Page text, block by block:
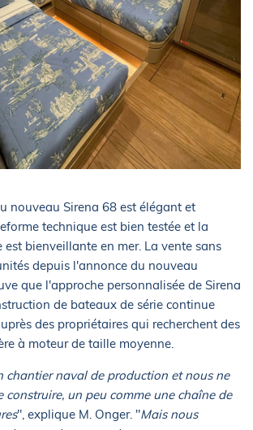
nouveau Sirena 68 est élégant et
technique est bien testée et la
est bienveillante en mer. La vente sans
depuis l'annonce du nouveau
que l'approche personnalisée de Sirena
de bateaux de série continue
des propriétaires qui recherchent des
à moteur de taille moyenne.
chantier naval de production et nous ne
construire, un peu comme une chaîne de
", explique M. Onger. "Mais nous